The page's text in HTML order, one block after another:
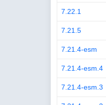
7.22.1
7.21.5
7.21.4-esm
7.21.4-esm.4
7.21.4-esm.3